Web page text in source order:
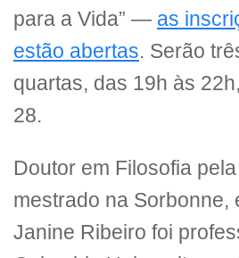
para a Vida” — as
estão abertas. Serão
quartas, das 19h às
28.
Doutor em Filosofia
mestrado na Sorbonne,
Janine Ribeiro foi